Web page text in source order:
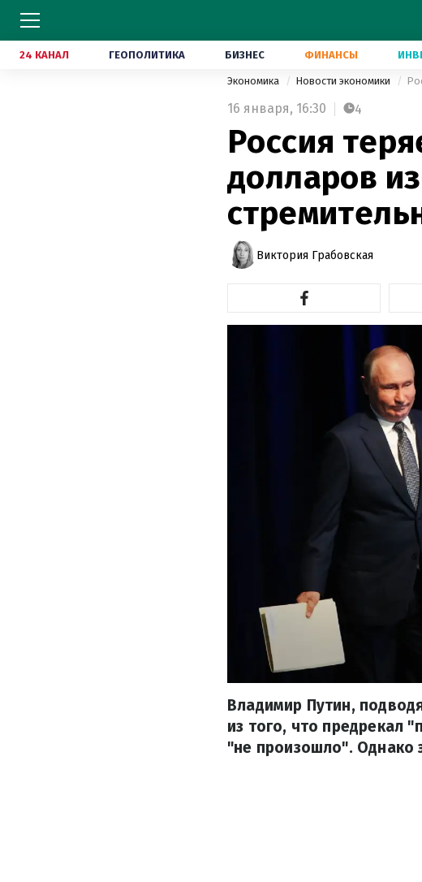
24 КАНАЛ ГЕОПОЛИТИКА БИЗНЕС ФИНАНСЫ
Экономика Новости экономики
16 января, 16:30 4
Россия
долларов
Виктория Грабовская
Владимир Путин,
из того, что предрекал
"не произошло". Однако